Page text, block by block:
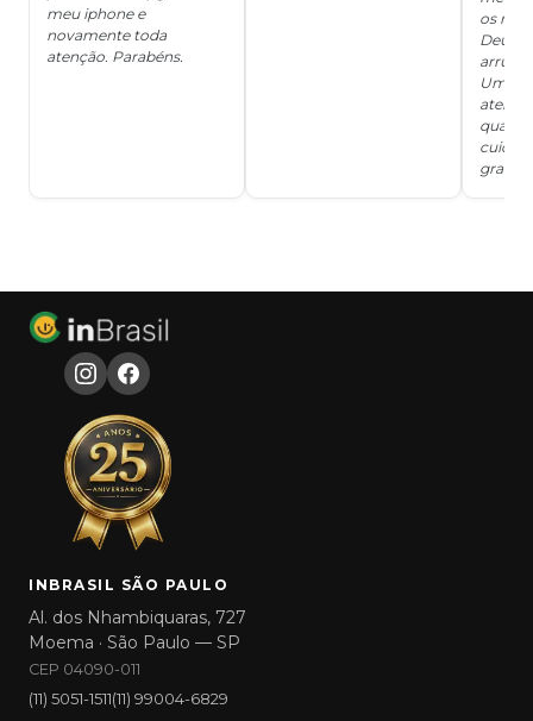
meu iphone e
novamente toda
atenção. Parabéns.
os
Deus,
Um
grata!!!
INBRASIL SÃO PAULO
Al. dos Nhambiquaras, 727
Moema · São Paulo — SP
CEP 04090-011
(11) 5051-1511(11) 99004-6829